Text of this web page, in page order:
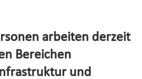
arbeiten derzeit
Bereichen
und